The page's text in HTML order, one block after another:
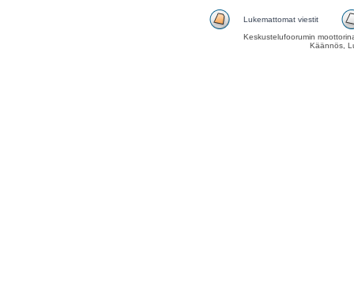
Lukemattomat viestit
Keskustelufoorumin
Käännös,